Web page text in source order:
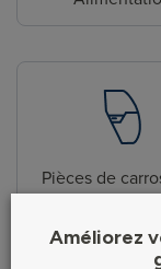
Pièces de
Améliorez